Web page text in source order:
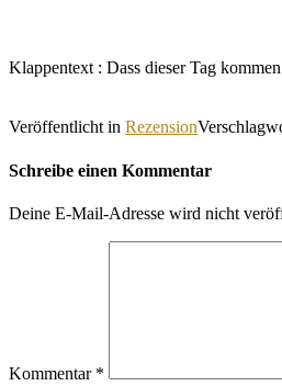
Klappentext : Dass dieser Tag
Veröffentlicht in Rezension
Schreibe einen Kommentar
Deine E-Mail-Adresse wird nicht
Kommentar *